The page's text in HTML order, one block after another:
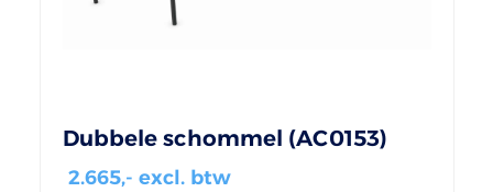
Dubbele schommel (AC0153)
2.665,- excl. btw